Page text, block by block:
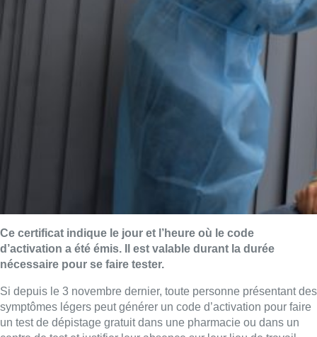
Ce certificat indique le jour et l’heure où le code
d’activation a été émis. Il est valable durant la durée
nécessaire pour se faire tester.
Si depuis le 3 novembre dernier, toute personne présentant des
symptômes légers peut générer un code d’activation pour faire
un test de dépistage gratuit dans une pharmacie ou dans un